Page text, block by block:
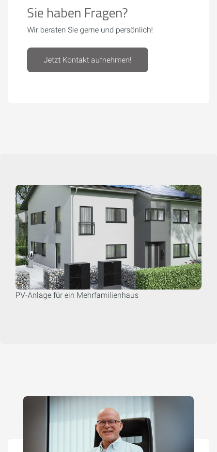
Sie haben Fragen?
Wir beraten Sie gerne und persönlich!
Jetzt Kontakt aufnehmen!
PV-Anlage für ein Mehrfamilienhaus